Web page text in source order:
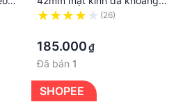
chống nước chống xước dây
WATCH CS3
(26)
185.000₫
Đã bán 1
SHOPEE